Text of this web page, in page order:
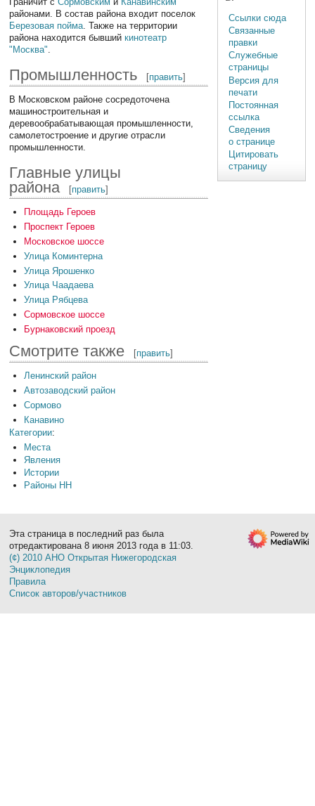
районами. В состав района входит поселок
Березовая пойма . Также на территории
района находится бывшийкинотеатр
"Москва"
Промышленность [править]
В Московском районе сосредоточена
машиностроительная и
деревообрабатывающая промышленности,
самолетостроение и другие отрасли
промышленности.
Главные улицы
района
[править]
Площадь Героев
Проспект Героев
Московское шоссе
Улица Коминтерна
Улица Ярошенко
Улица Чаадаева
Улица Рябцева
Сормовское шоссе
Бурнаковский проезд
Смотрите также [править]
Ленинский район
Автозаводский район
Сормово
Канавино
Категории:
Места
Явления
Истории
Районы НН
Ссылки сюда
Связанные
правки
Служебные
страницы
Версия для
печати
Постоянная
ссылка
Сведения
о странице
Цитировать
страницу
Эта страница в последний раз была
отредактирована 8 июня 2013 года в 11:03.
(¢) 2010 АНО Открытая Нижегородская
Энциклопедия
Правила
Список авторов/участников